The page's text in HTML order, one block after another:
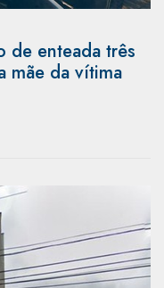
de enteada três
mãe da vítima